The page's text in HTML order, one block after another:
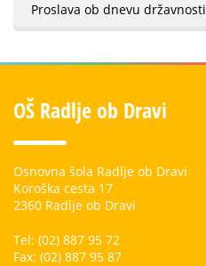
Proslava ob dnevu državnosti
OŠ Radlje ob Dravi
Osnovna šola Radlje ob Dravi
Koroška cesta 17
2360 Radlje ob Dravi
Tel: (02) 887 95 72
Fax: (02) 887 95 87